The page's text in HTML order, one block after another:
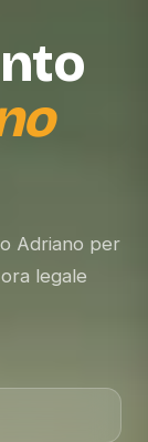
Adriano per
legale